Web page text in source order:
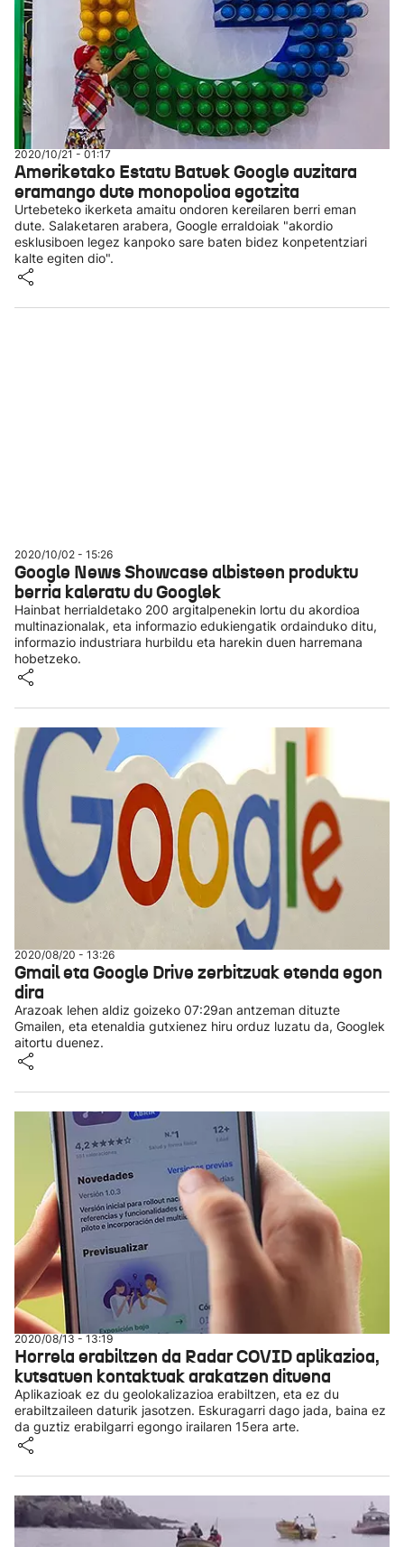
2020/10/21 - 01:17
Ameriketako Estatu Batuek Google auzitara
eramango dute monopolioa egotzita
Urtebeteko ikerketa amaitu ondoren kereilaren berri eman
dute. Salaketaren arabera, Google erraldoiak "akordio
esklusiboen legez kanpoko sare baten bidez konpetentziari
kalte egiten dio".
2020/10/02 - 15:26
Google News Showcase albisteen produktu
berria kaleratu du Googlek
Hainbat herrialdetako 200 argitalpenekin lortu du akordioa
multinazionalak, eta informazio edukiengatik ordainduko ditu,
informazio industriara hurbildu eta harekin duen harremana
hobetzeko.
2020/08/20 - 13:26
Gmail eta Google Drive zerbitzuak etenda egon
dira
Arazoak lehen aldiz goizeko 07:29an antzeman dituzte
Gmailen, eta etenaldia gutxienez hiru orduz luzatu da, Googlek
aitortu duenez.
2020/08/13 - 13:19
Horrela erabiltzen da Radar COVID aplikazioa,
kutsatuen kontaktuak arakatzen dituena
Aplikazioak ez du geolokalizazioa erabiltzen, eta ez du
erabiltzaileen daturik jasotzen. Eskuragarri dago jada, baina ez
da guztiz erabilgarri egongo irailaren 15era arte.